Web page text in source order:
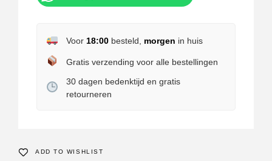
Voor 18:00besteld, morgen in huis
Gratis verzending voor alle bestellingen
30 dagen bedenktijd en gratis
retourneren
ADD TO WISHLIST